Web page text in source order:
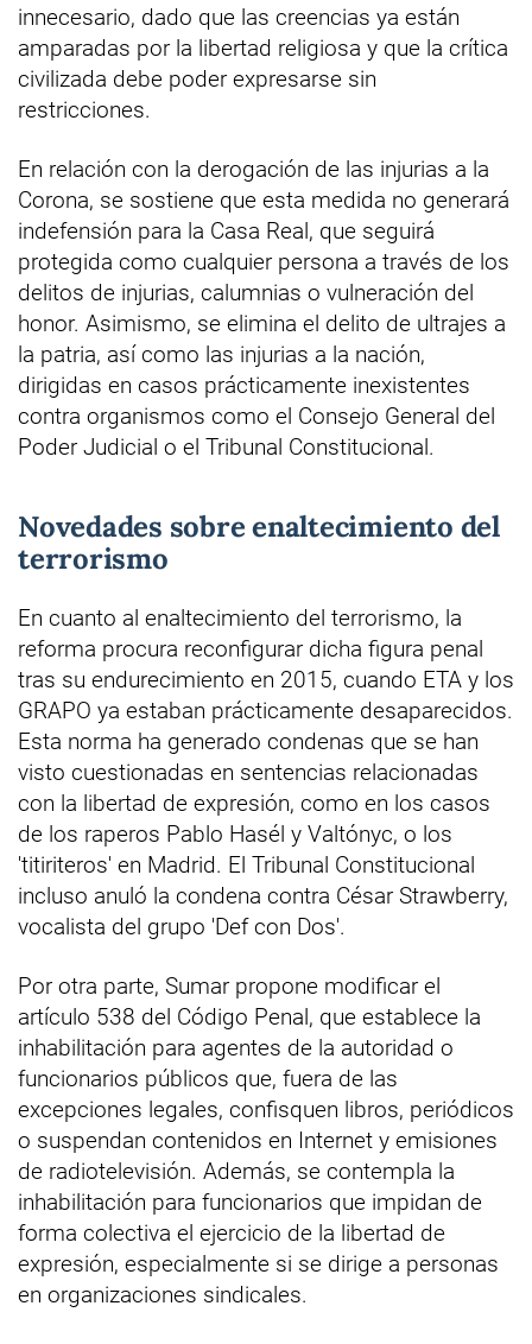
innecesario, dado que las creencias ya están
amparadas por la libertad religiosa y que la crítica
civilizada debe poder expresarse sin
restricciones.
En relación con la derogación de las injurias a la
Corona, se sostiene que esta medida no generará
indefensión para la Casa Real, que seguirá
protegida como cualquier persona a través de los
delitos de injurias, calumnias o vulneración del
honor. Asimismo, se elimina el delito de ultrajes a
la patria, así como las injurias a la nación,
dirigidas en casos prácticamente inexistentes
contra organismos como el Consejo General del
Poder Judicial o el Tribunal Constitucional.
Novedades sobre enaltecimiento del
terrorismo
En cuanto al enaltecimiento del terrorismo, la
reforma procura reconfigurar dicha figura penal
tras su endurecimiento en 2015, cuando ETA y los
GRAPO ya estaban prácticamente desaparecidos.
Esta norma ha generado condenas que se han
visto cuestionadas en sentencias relacionadas
con la libertad de expresión, como en los casos
de los raperos Pablo Hasél y Valtónyc, o los
'titiriteros' en Madrid. El Tribunal Constitucional
incluso anuló la condena contra César Strawberry,
vocalista del grupo 'Def con Dos'.
Por otra parte, Sumar propone modificar el
artículo 538 del Código Penal, que establece la
inhabilitación para agentes de la autoridad o
funcionarios públicos que, fuera de las
excepciones legales, confisquen libros, periódicos
o suspendan contenidos en Internet y emisiones
de radiotelevisión. Además, se contempla la
inhabilitación para funcionarios que impidan de
forma colectiva el ejercicio de la libertad de
expresión, especialmente si se dirige a personas
en organizaciones sindicales.